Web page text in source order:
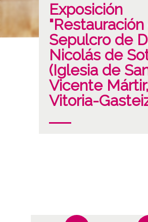
Exposición
Sepulcro de
Nicolás de
(Iglesia de
Vicente
Vitoria-